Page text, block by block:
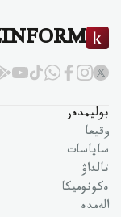
بوليمدەر
وقيعا
ساياسات
تالداۋ
ەكونوميكا
الەمدە